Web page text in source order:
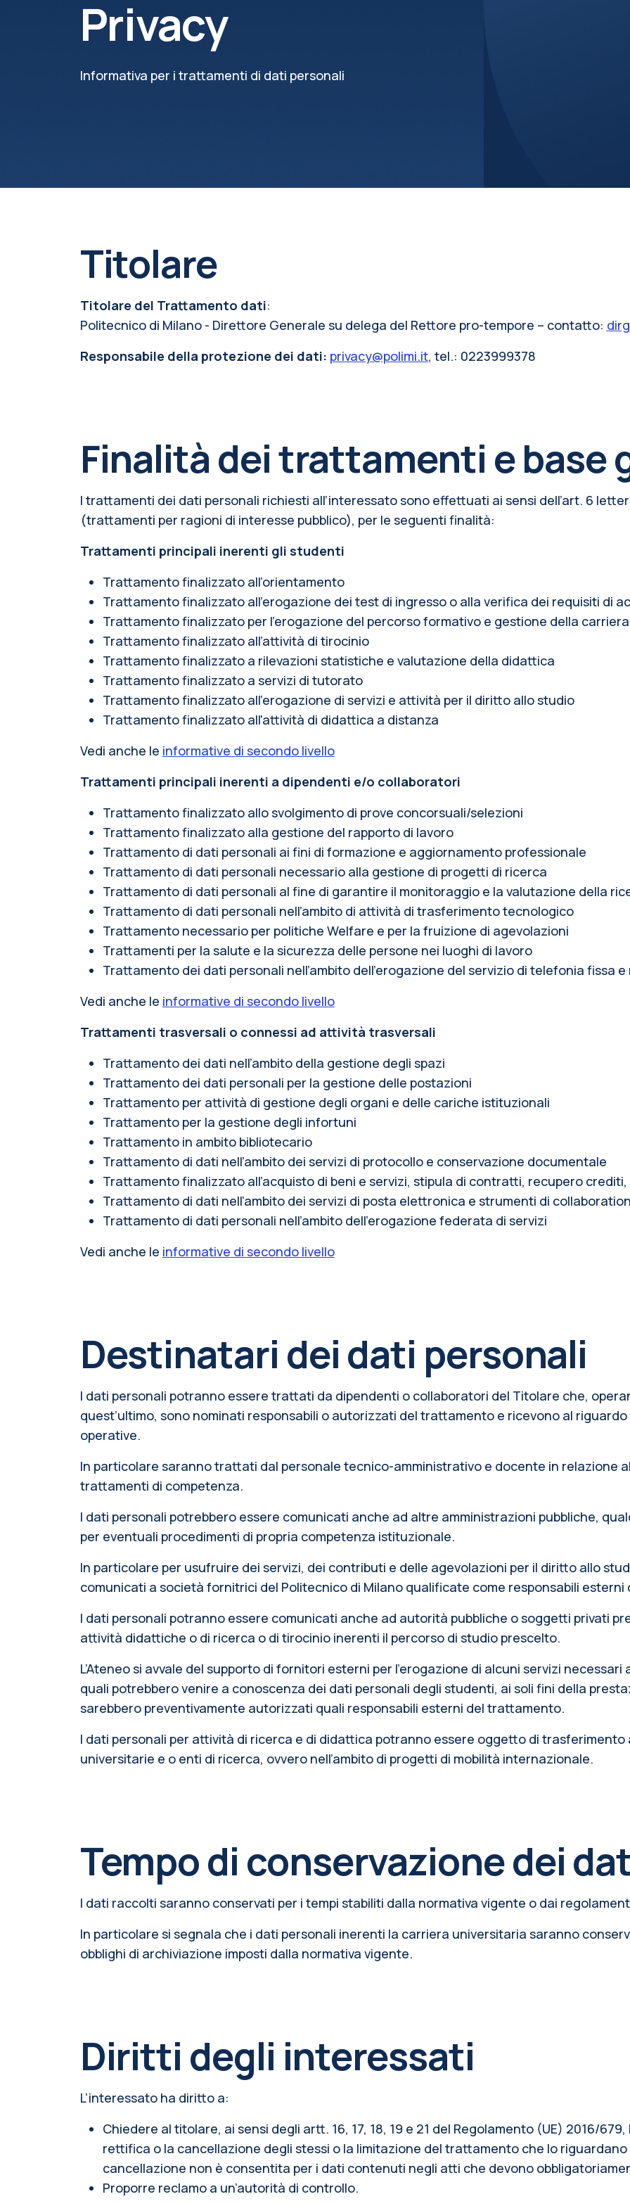
Privacy
Informativa per i trattamenti di dati personali
Titolare
Titolare del Trattamento dati:
Politecnico di Milano - Direttore Generale su delega del Rettore pro-tempore – contatto:
Responsabile della protezione dei dati: privacy@polimi.it, tel.: 0223999378
Finalità dei trattamenti e base
I trattamenti dei dati personali richiesti all’interessato sono effettuati ai sensi dell’art. 6
(trattamenti per ragioni di interesse pubblico), per le seguenti finalità:
Trattamenti principali inerenti gli studenti
Trattamento finalizzato all’orientamento
Trattamento finalizzato all’erogazione dei test di ingresso o alla verifica dei requisiti di
Trattamento finalizzato per l’erogazione del percorso formativo e gestione della
Trattamento finalizzato all’attività di tirocinio
Trattamento finalizzato a rilevazioni statistiche e valutazione della didattica
Trattamento finalizzato a servizi di tutorato
Trattamento finalizzato all’erogazione di servizi e attività per il diritto allo studio
Trattamento finalizzato all'attività di didattica a distanza
Vedi anche le informative di secondo livello
Trattamenti principali inerenti a dipendenti e/o collaboratori
Trattamento finalizzato allo svolgimento di prove concorsuali/selezioni
Trattamento finalizzato alla gestione del rapporto di lavoro
Trattamento di dati personali ai fini di formazione e aggiornamento professionale
Trattamento di dati personali necessario alla gestione di progetti di ricerca
Trattamento di dati personali al fine di garantire il monitoraggio e la valutazione della
Trattamento di dati personali nell’ambito di attività di trasferimento tecnologico
Trattamento necessario per politiche Welfare e per la fruizione di agevolazioni
Trattamenti per la salute e la sicurezza delle persone nei luoghi di lavoro
Trattamento dei dati personali nell’ambito dell’erogazione del servizio di telefonia fissa e
Vedi anche le informative di secondo livello
Trattamenti trasversali o connessi ad attività trasversali
Trattamento dei dati nell’ambito della gestione degli spazi
Trattamento dei dati personali per la gestione delle postazioni
Trattamento per attività di gestione degli organi e delle cariche istituzionali
Trattamento per la gestione degli infortuni
Trattamento in ambito bibliotecario
Trattamento di dati nell’ambito dei servizi di protocollo e conservazione documentale
Trattamento finalizzato all’acquisto di beni e servizi, stipula di contratti, recupero
Trattamento di dati nell’ambito dei servizi di posta elettronica e strumenti di
Trattamento di dati personali nell’ambito dell’erogazione federata di servizi
Vedi anche le informative di secondo livello
Destinatari dei dati personali
I dati personali potranno essere trattati da dipendenti o collaboratori del Titolare che,
quest’ultimo, sono nominati responsabili o autorizzati del trattamento e ricevono al
operative.
In particolare saranno trattati dal personale tecnico-amministrativo e docente in relazione
trattamenti di competenza.
I dati personali potrebbero essere comunicati anche ad altre amministrazioni pubbliche,
per eventuali procedimenti di propria competenza istituzionale.
In particolare per usufruire dei servizi, dei contributi e delle agevolazioni per il diritto allo
comunicati a società fornitrici del Politecnico di Milano qualificate come responsabili
I dati personali potranno essere comunicati anche ad autorità pubbliche o soggetti privati
attività didattiche o di ricerca o di tirocinio inerenti il percorso di studio prescelto.
L’Ateneo si avvale del supporto di fornitori esterni per l’erogazione di alcuni servizi
quali potrebbero venire a conoscenza dei dati personali degli studenti, ai soli fini della
sarebbero preventivamente autorizzati quali responsabili esterni del trattamento.
I dati personali per attività di ricerca e di didattica potranno essere oggetto di trasferimento
universitarie e o enti di ricerca, ovvero nell’ambito di progetti di mobilità internazionale.
Tempo di conservazione dei
I dati raccolti saranno conservati per i tempi stabiliti dalla normativa vigente o dai
In particolare si segnala che i dati personali inerenti la carriera universitaria saranno
obblighi di archiviazione imposti dalla normativa vigente.
Diritti degli interessati
L’interessato ha diritto a:
Chiedere al titolare, ai sensi degli artt. 16, 17, 18, 19 e 21 del Regolamento (UE) 2016/
rettifica o la cancellazione degli stessi o la limitazione del trattamento che lo
cancellazione non è consentita per i dati contenuti negli atti che devono
Proporre reclamo a un’autorità di controllo.